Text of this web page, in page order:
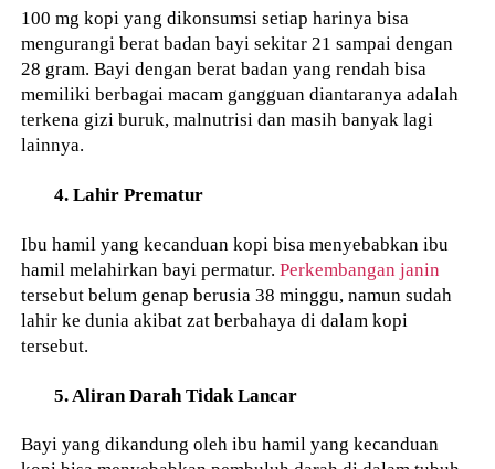
100 mg kopi yang dikonsumsi setiap harinya bisa
mengurangi berat badan bayi sekitar 21 sampai dengan
28 gram. Bayi dengan berat badan yang rendah bisa
memiliki berbagai macam gangguan diantaranya adalah
terkena gizi buruk, malnutrisi dan masih banyak lagi
lainnya.
4. Lahir Prematur
Ibu hamil yang kecanduan kopi bisa menyebabkan ibu
hamil melahirkan bayi permatur.Perkembangan janin
tersebut belum genap berusia 38 minggu, namun sudah
lahir ke dunia akibat zat berbahaya di dalam kopi
tersebut.
5. Aliran Darah Tidak Lancar
Bayi yang dikandung oleh ibu hamil yang kecanduan